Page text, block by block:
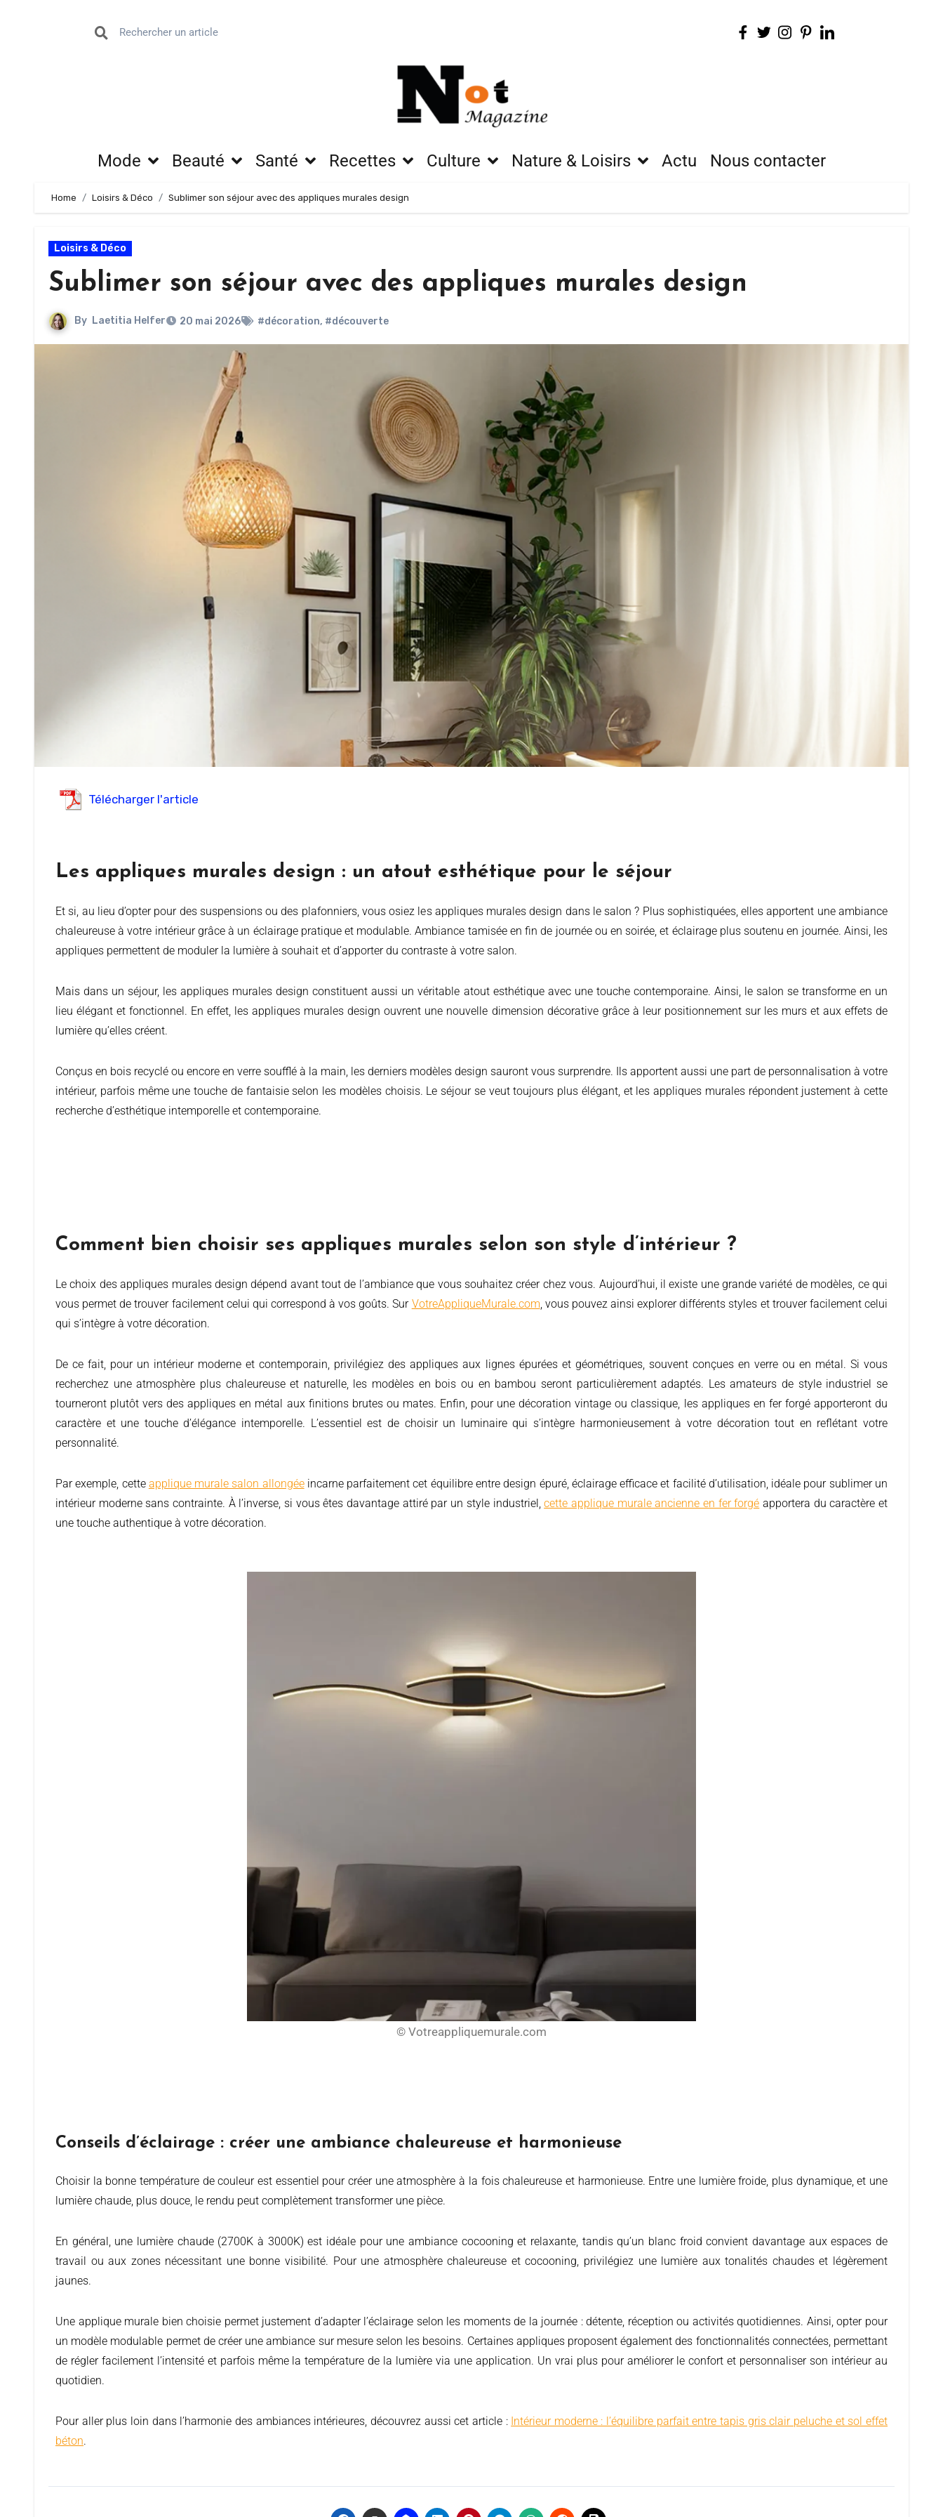
Mode Beauté Santé Recettes Culture Nature & Loisirs Actu Nous contacter
Home Loisirs & Déco Sublimer son séjour avec des appliques murales design
Loisirs & Déco
Sublimer son séjour avec des appliques murales design
By Laetitia Helfer 20 mai 2026 #décoration, #découverte
Télécharger l'article
Les appliques murales design : un atout esthétique pour le séjour
Et si, au lieu d’opter pour des suspensions ou des plafonniers, vous osiez les appliques murales design dans le salon ? Plus sophistiquées, elles apportent une ambiance
chaleureuse à votre intérieur grâce à un éclairage pratique et modulable. Ambiance tamisée en fin de journée ou en soirée, et éclairage plus soutenu en journée. Ainsi, les
appliques permettent de moduler la lumière à souhait et d’apporter du contraste à votre salon.
Mais dans un séjour, les appliques murales design constituent aussi un véritable atout esthétique avec une touche contemporaine. Ainsi, le salon se transforme en un
lieu élégant et fonctionnel. En effet, les appliques murales design ouvrent une nouvelle dimension décorative grâce à leur positionnement sur les murs et aux effets de
lumière qu’elles créent.
Conçus en bois recyclé ou encore en verre soufflé à la main, les derniers modèles design sauront vous surprendre. Ils apportent aussi une part de personnalisation à votre
intérieur, parfois même une touche de fantaisie selon les modèles choisis. Le séjour se veut toujours plus élégant, et les appliques murales répondent justement à cette
recherche d’esthétique intemporelle et contemporaine.
Comment bien choisir ses appliques murales selon son style d’intérieur ?
Le choix des appliques murales design dépend avant tout de l’ambiance que vous souhaitez créer chez vous. Aujourd’hui, il existe une grande variété de modèles, ce qui
vous permet de trouver facilement celui qui correspond à vos goûts. Sur VotreAppliqueMurale.com, vous pouvez ainsi explorer différents styles et trouver facilement celui
qui s’intègre à votre décoration.
De ce fait, pour un intérieur moderne et contemporain, privilégiez des appliques aux lignes épurées et géométriques, souvent conçues en verre ou en métal. Si vous
recherchez une atmosphère plus chaleureuse et naturelle, les modèles en bois ou en bambou seront particulièrement adaptés. Les amateurs de style industriel se
tourneront plutôt vers des appliques en métal aux finitions brutes ou mates. Enfin, pour une décoration vintage ou classique, les appliques en fer forgé apporteront du
caractère et une touche d’élégance intemporelle. L’essentiel est de choisir un luminaire qui s’intègre harmonieusement à votre décoration tout en reflétant votre
personnalité.
Par exemple, cette applique murale salon allongéeincarne parfaitement cet équilibre entre design épuré, éclairage efficace et facilité d’utilisation, idéale pour sublimer un
intérieur moderne sans contrainte. À l’inverse, si vous êtes davantage attiré par un style industriel,cette applique murale ancienne en fer forgé apportera du caractère et
une touche authentique à votre décoration.
© Votreappliquemurale.com
Conseils d’éclairage : créer une ambiance chaleureuse et harmonieuse
Choisir la bonne température de couleur est essentiel pour créer une atmosphère à la fois chaleureuse et harmonieuse. Entre une lumière froide, plus dynamique, et une
lumière chaude, plus douce, le rendu peut complètement transformer une pièce.
En général, une lumière chaude (2700K à 3000K) est idéale pour une ambiance cocooning et relaxante, tandis qu’un blanc froid convient davantage aux espaces de
travail ou aux zones nécessitant une bonne visibilité. Pour une atmosphère chaleureuse et cocooning, privilégiez une lumière aux tonalités chaudes et légèrement
jaunes.
Une applique murale bien choisie permet justement d’adapter l’éclairage selon les moments de la journée : détente, réception ou activités quotidiennes. Ainsi, opter pour
un modèle modulable permet de créer une ambiance sur mesure selon les besoins. Certaines appliques proposent également des fonctionnalités connectées, permettant
de régler facilement l’intensité et parfois même la température de la lumière via une application. Un vrai plus pour améliorer le confort et personnaliser son intérieur au
quotidien.
Pour aller plus loin dans l’harmonie des ambiances intérieures, découvrez aussi cet article : Intérieur moderne : l’équilibre parfait entre tapis gris clair peluche et sol effet
béton.